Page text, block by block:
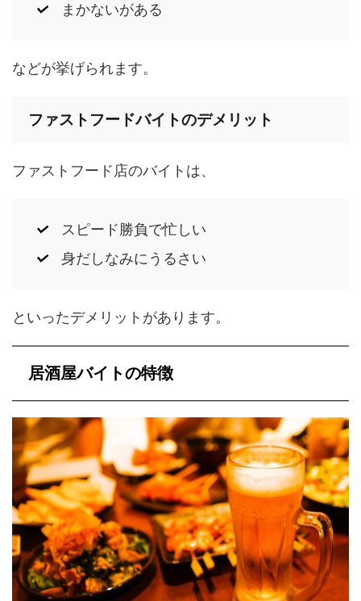
まかないがある
などが挙げられます。
ファストフードバイトのデメリット
ファストフード店のバイトは、
スピード勝負で忙しい
身だしなみにうるさい
といったデメリットがあります。
居酒屋バイトの特徴